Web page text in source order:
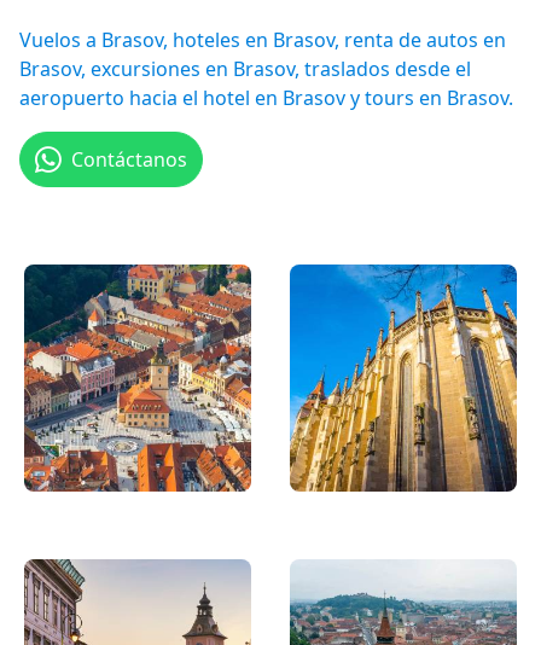
Vuelos a Brasov, hoteles en Brasov, renta de autos en
Brasov, excursiones en Brasov, traslados desde el
aeropuerto hacia el hotel en Brasov y tours en Brasov.
Contáctanos